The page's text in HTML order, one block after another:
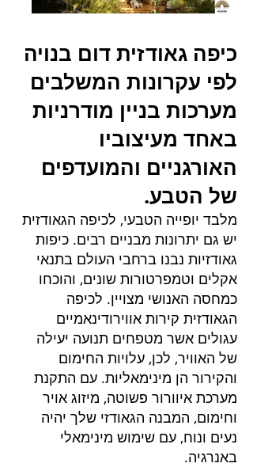
כיפה גאודזית דום בנויה
לפי עקרונות המשלבים
מערכות בניין מודרניות
באחד מעיצוביו
האורגניים והמועדפים
של הטבע.
מלבד יופייה הטבעי, לכיפה הגאודזית
יש גם יתרונות מבניים רבים. כיפות
גאודזיות נבנו ברחבי העולם בתנאי
אקלים וטמפרטורות שונים, והוכחו
כמחסה האנושי מצויין. לכיפה
הגאודזית קירות אווירודינאמיים
עגולים אשר מטפחים תנועה יעילה
של האוויר, לכן, עלויות החימום
והקירור הן מינימאליות. עם התקנת
מערכת איוורור פשוטה, מיזוג אויר
וחימום, המבנה הגאודזי שלך יהיה
נעים ונוח, עם שימוש מינימאלי
באנרגיה.